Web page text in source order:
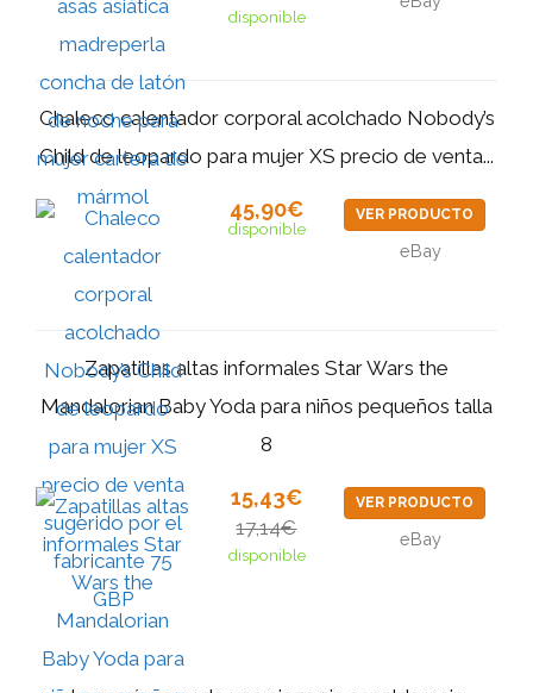
disponible
Chaleco calentador corporal acolchado Nobody’s
Child de leopardo para mujer XS precio de venta...
45,90€
disponible
VER PRODUCTO
eBay
Zapatillas altas informales Star Wars the
Mandalorian Baby Yoda para niños pequeños talla
8
15,43€
17,14€
disponible
VER PRODUCTO
eBay